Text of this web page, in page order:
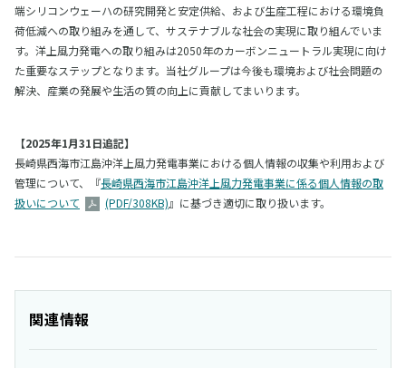
端シリコンウェーハの研究開発と安定供給、および生産工程における環境負
荷低減への取り組みを通して、サステナブルな社会の実現に取り組んでいま
す。洋上風力発電への取り組みは2050年のカーボンニュートラル実現に向け
た重要なステップとなります。当社グループは今後も環境および社会問題の
解決、産業の発展や生活の質の向上に貢献してまいります。
【2025年1月31日追記】
長崎県西海市江島沖洋上風力発電事業における個人情報の収集や利用および
管理について、『長崎県西海市江島沖洋上風力発電事業に係る個人情報の取
扱いについて
(PDF/308KB)』に基づき適切に取り扱います。
関連情報